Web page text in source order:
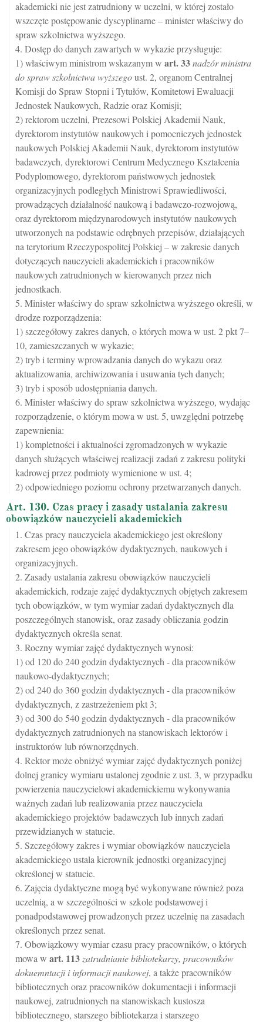
akademicki nie jest zatrudniony w uczelni, w której zostało
wszczęte postępowanie dyscyplinarne – minister właściwy do
spraw szkolnictwa wyższego.
4. Dostęp do danych zawartych w wykazie przysługuje:
1) właściwym ministrom wskazanym w art.33nadzór ministra
do spraw szkolnictwa wyższegoust. 2, organom Centralnej
Komisji do Spraw Stopni i Tytułów, Komitetowi Ewaluacji
Jednostek Naukowych, Radzie oraz Komisji;
2) rektorom uczelni, Prezesowi Polskiej Akademii Nauk,
dyrektorom instytutów naukowych i pomocniczych jednostek
naukowych Polskiej Akademii Nauk, dyrektorom instytutów
badawczych, dyrektorowi Centrum Medycznego Kształcenia
Podyplomowego, dyrektorom państwowych jednostek
organizacyjnych podległych Ministrowi Sprawiedliwości,
prowadzących działalność naukową i badawczo-rozwojową,
oraz dyrektorom międzynarodowych instytutów naukowych
utworzonych na podstawie odrębnych przepisów, działających
na terytorium Rzeczypospolitej Polskiej – w zakresie danych
dotyczących nauczycieli akademickich i pracowników
naukowych zatrudnionych w kierowanych przez nich
jednostkach.
5. Minister właściwy do spraw szkolnictwa wyższego określi, w
drodze rozporządzenia:
1) szczegółowy zakres danych, o których mowa w ust. 2 pkt 7–
10, zamieszczanych w wykazie;
2) tryb i terminy wprowadzania danych do wykazu oraz
aktualizowania, archiwizowania i usuwania tych danych;
3) tryb i sposób udostępniania danych.
6. Minister właściwy do spraw szkolnictwa wyższego, wydając
rozporządzenie, o którym mowa w ust. 5, uwzględni potrzebę
zapewnienia:
1) kompletności i aktualności zgromadzonych w wykazie
danych służących właściwej realizacji zadań z zakresu polityki
kadrowej przez podmioty wymienione w ust. 4;
2) odpowiedniego poziomu ochrony przetwarzanych danych.
Art. 130. Czas pracy i zasady ustalania zakresu
obowiązków nauczycieli akademickich
1. Czas pracy nauczyciela akademickiego jest określony
zakresem jego obowiązków dydaktycznych, naukowych i
organizacyjnych.
2. Zasady ustalania zakresu obowiązków nauczycieli
akademickich, rodzaje zajęć dydaktycznych objętych zakresem
tych obowiązków, w tym wymiar zadań dydaktycznych dla
poszczególnych stanowisk, oraz zasady obliczania godzin
dydaktycznych określa senat.
3. Roczny wymiar zajęć dydaktycznych wynosi:
1) od 120 do 240 godzin dydaktycznych - dla pracowników
naukowo-dydaktycznych;
2) od 240 do 360 godzin dydaktycznych - dla pracowników
dydaktycznych, z zastrzeżeniem pkt 3;
3) od 300 do 540 godzin dydaktycznych - dla pracowników
dydaktycznych zatrudnionych na stanowiskach lektorów i
instruktorów lub równorzędnych.
4. Rektor może obniżyć wymiar zajęć dydaktycznych poniżej
dolnej granicy wymiaru ustalonej zgodnie z ust. 3, w przypadku
powierzenia nauczycielowi akademickiemu wykonywania
ważnych zadań lub realizowania przez nauczyciela
akademickiego projektów badawczych lub innych zadań
przewidzianych w statucie.
5. Szczegółowy zakres i wymiar obowiązków nauczyciela
akademickiego ustala kierownik jednostki organizacyjnej
określonej w statucie.
6. Zajęcia dydaktyczne mogą być wykonywane również poza
uczelnią, a w szczególności w szkole podstawowej i
ponadpodstawowej prowadzonych przez uczelnię na zasadach
określonych przez senat.
7. Obowiązkowy wymiar czasu pracy pracowników, o których
mowa w art. 113 zatrudnianie bibliotekarzy, pracowników
dokuemntacji i informacji naukowej, a także pracowników
bibliotecznych oraz pracowników dokumentacji i informacji
naukowej, zatrudnionych na stanowiskach kustosza
bibliotecznego, starszego bibliotekarza i starszego